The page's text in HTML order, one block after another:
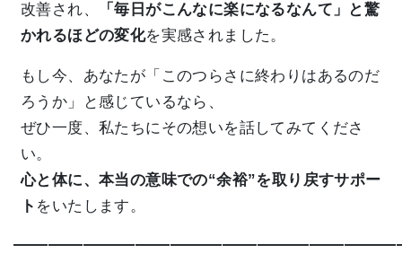
改善され、
「毎日がこんなに楽になるなんて」と驚
かれるほどの変化を実感されました。
もし今、あなたが「このつらさに終わりはあるのだ
ろうか」と感じているなら、
ぜひ一度、私たちにその想いを話してみてくださ
い。
心と体に、本当の意味での“余裕”を取り戻すサポー
ト をいたします。